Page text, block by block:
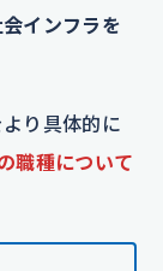
インフラを
り具体的に
職種について